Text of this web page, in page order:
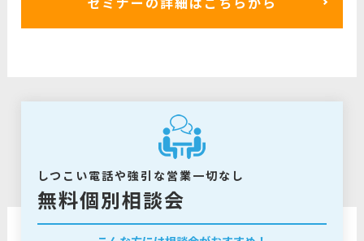
しつこい電話や強引な営業一切なし
無料個別相談会